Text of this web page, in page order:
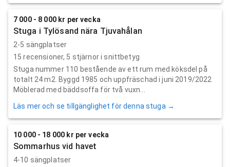
7 000 - 8 000 kr per vecka
Stuga i Tylösand nära Tjuvahålan
2-5 sängplatser
15 recensioner, 5 stjärnor i snittbetyg
Stuga nummer 110 bestående av ett rum med köksdel på
totalt 24 m2. Byggd 1985 och uppfräschad i juni 2019/2022
Möblerad med bäddsoffa för två vuxn...
Läs mer och se tillgänglighet för denna stuga →
10 000 - 18 000 kr per vecka
Sommarhus vid havet
4-10 sängplatser